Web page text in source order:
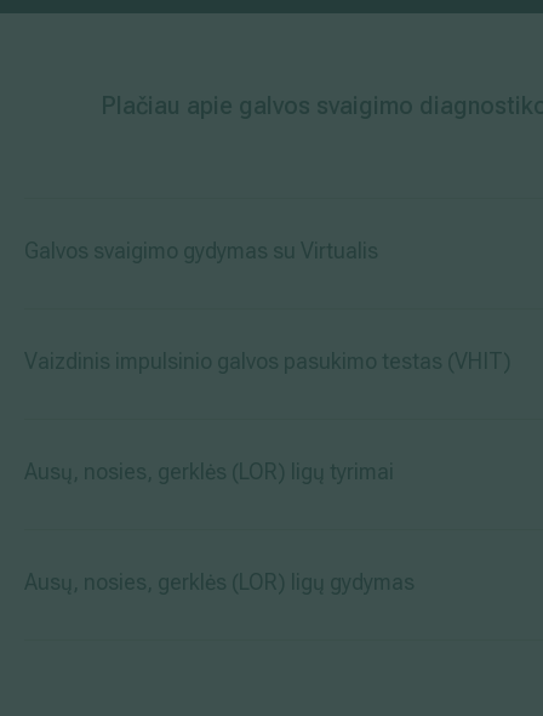
Plačiau apie galvos svaigimo
Galvos svaigimo gydymas su Virtualis
Vaizdinis impulsinio galvos pasukimo testas (VHIT)
Ausų, nosies, gerklės (LOR) ligų tyrimai
Ausų, nosies, gerklės (LOR) ligų gydymas